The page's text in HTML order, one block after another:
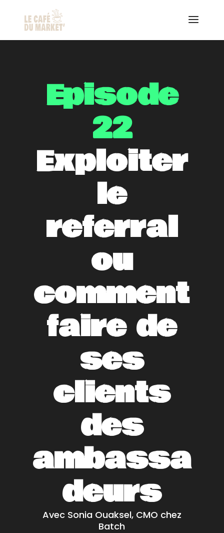
Episode
22
Exploiter
le
referral
ou
comment
faire de
ses
clients
des
ambassa
deurs
Avec Sonia Ouaksel, CMO chez
Batch